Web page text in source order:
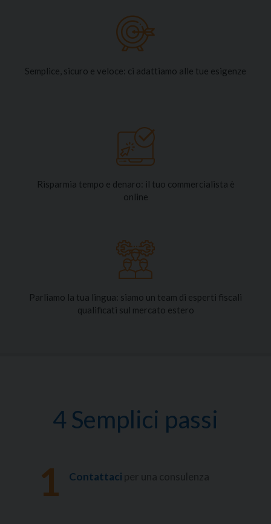
Semplice, sicuro e veloce: ci adattiamo alle tue esigenze
Risparmia tempo e denaro: il tuo commercialista è
online
Parliamo la tua lingua: siamo un team di esperti fiscali
qualificati sul mercato estero
4 Semplici passi
1 Contattaci